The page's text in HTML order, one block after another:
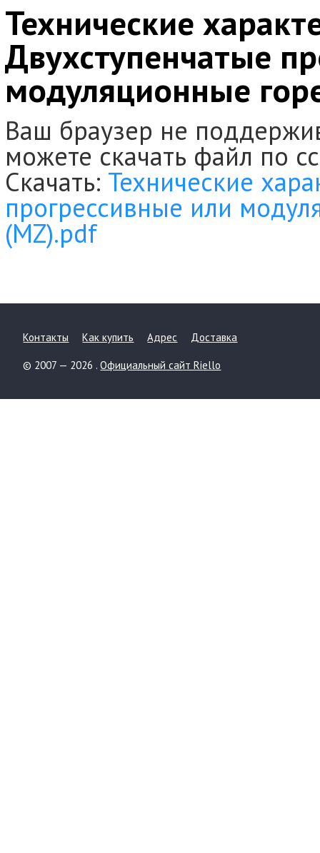
Технические
Двухступенчатые
модуляционные
Ваш браузер не
можете скачать файл по
Скачать: Технические
прогрессивные или
(MZ).pdf
Контакты Как купить Адрес Доставка
© 2007 — 2026 .Официальный сайт Riello